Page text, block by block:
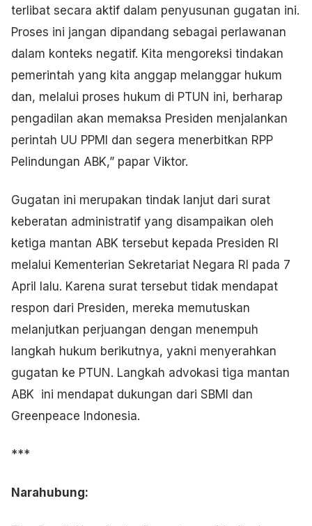
terlibat secara aktif dalam penyusunan gugatan ini.
Proses ini jangan dipandang sebagai perlawanan
dalam konteks negatif. Kita mengoreksi tindakan
pemerintah yang kita anggap melanggar hukum
dan, melalui proses hukum di PTUN ini, berharap
pengadilan akan memaksa Presiden menjalankan
perintah UU PPMI dan segera menerbitkan RPP
Pelindungan ABK,” papar Viktor.
Gugatan ini merupakan tindak lanjut dari surat
keberatan administratif yang disampaikan oleh
ketiga mantan ABK tersebut kepada Presiden RI
melalui Kementerian Sekretariat Negara RI pada 7
April lalu. Karena surat tersebut tidak mendapat
respon dari Presiden, mereka memutuskan
melanjutkan perjuangan dengan menempuh
langkah hukum berikutnya, yakni menyerahkan
gugatan ke PTUN. Langkah advokasi tiga mantan
ABK ini mendapat dukungan dari SBMI dan
Greenpeace Indonesia.
***
Narahubung: